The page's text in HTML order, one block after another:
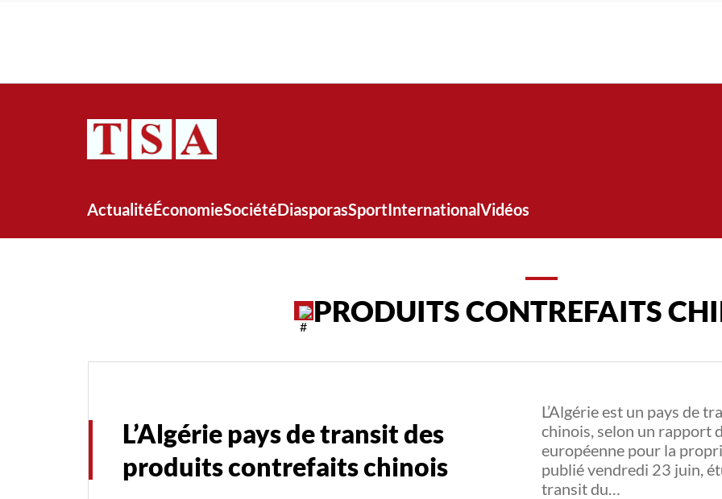
ActualitéÉconomieSociétéDiasporasSportInternationalVidéos
PRODUITS CONTREFAITS
L’Algérie pays de transit des
produits contrefaits chinois
L’Algérie est un pays de
chinois, selon un rapport
européenne pour la
publié vendredi 23 juin,
transit du…